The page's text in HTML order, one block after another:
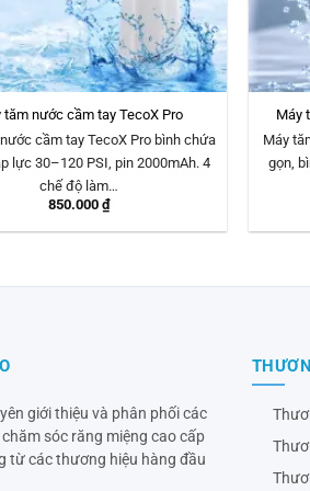
tăm nước cầm tay TecoX Pro
cầm tay TecoX Pro bình chứa
lực 30–120 PSI, pin 2000mAh. 4
chế độ làm…
850.000 ₫
Máy
Máy
gọn,
giới thiệu và phân phối các
sóc răng miệng cao cấp
từ các thương hiệu hàng đầu